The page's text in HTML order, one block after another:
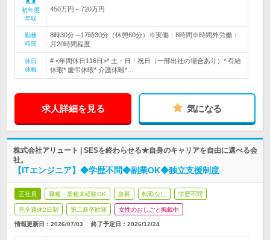
初年度
年収
450万円～720万円
勤務
時間
8時30分～17時30分（休憩60分）※実働：8時間※時間外労働：
月20時間程度
休日
休暇
# <年間休日116日>* 土・日・祝日（一部出社の場合あり）* 有給
休暇* 慶弔休暇* 介護休暇*…
求人詳細を見る 気になる
株式会社アリュート | SESを終わらせる★自身のキャリアを自由に選べる会
社。
【ITエンジニア】◆学歴不問◆副業OK◆独立支援制度
正社員 職種・業種未経験OK 急募 転勤なし 学歴不問
完全週休2日制 第二新卒歓迎 女性のおしごと掲載中
情報更新日：2026/07/03 終了予定日： 2026/12/24